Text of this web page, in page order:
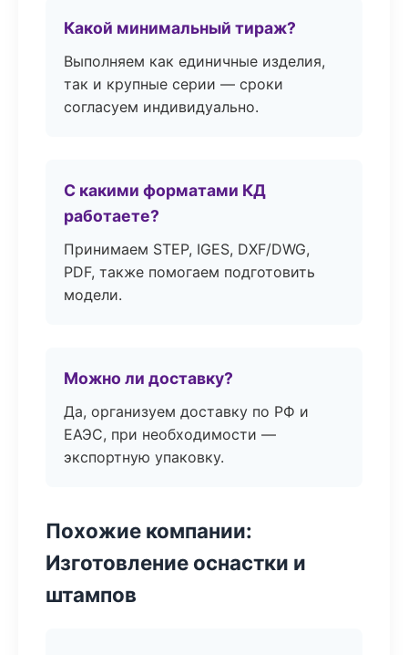
Какой минимальный тираж?
Выполняем как единичные изделия,
так и крупные серии — сроки
согласуем индивидуально.
С какими форматами КД
работаете?
Принимаем STEP, IGES, DXF/DWG,
PDF, также помогаем подготовить
модели.
Можно ли доставку?
Да, организуем доставку по РФ и
ЕАЭС, при необходимости —
экспортную упаковку.
Похожие компании:
Изготовление оснастки и
штампов